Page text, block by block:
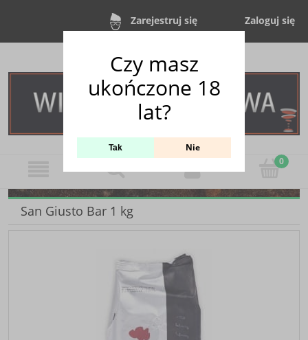
Zarejestruj się Zaloguj się
San Giusto Bar 1 kg
Czy masz
ukończone 18
lat?
Tak Nie